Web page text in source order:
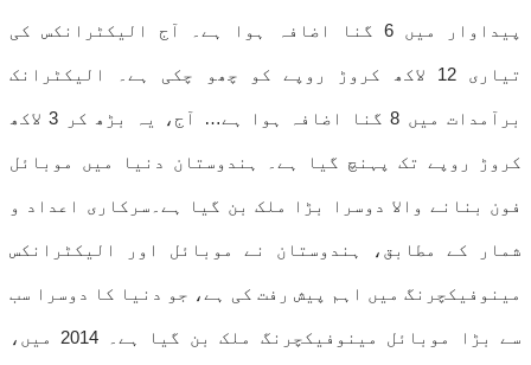
پیداوار میں 6 گنا اضافہ ہوا ہے۔ آج الیکٹرانکس کی
تیاری 12 لاکھ کروڑ روپے کو چھو چکی ہے۔ الیکٹرانک
برآمدات میں 8 گنا اضافہ ہوا ہے… آج، یہ بڑھ کر 3 لاکھ
کروڑ روپے تک پہنچ گیا ہے۔ ہندوستان دنیا میں موبائل
فون بنانے والا دوسرا بڑا ملک بن گیا ہے۔سرکاری اعداد و
شمار کے مطابق، ہندوستان نے موبائل اور الیکٹرانکس
مینوفیکچرنگ میں اہم پیش رفت کی ہے، جو دنیا کا دوسرا سب
سے بڑا موبائل مینوفیکچرنگ ملک بن گیا ہے۔ 2014 میں،